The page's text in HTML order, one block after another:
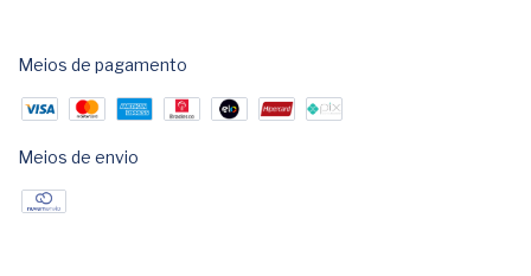
Meios de pagamento
Meios de envio